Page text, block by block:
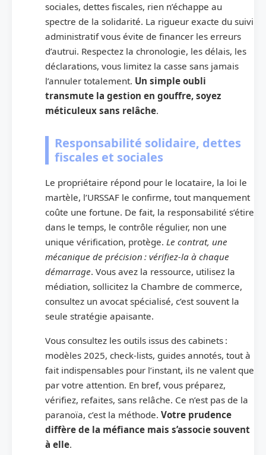
sociales, dettes fiscales, rien n’échappe au
spectre de la solidarité. La rigueur exacte du suivi
administratif vous évite de financer les erreurs
d’autrui. Respectez la chronologie, les délais, les
déclarations, vous limitez la casse sans jamais
l’annuler totalement. Un simple oubli
transmute la gestion en gouffre, soyez
méticuleux sans relâche.
Responsabilité solidaire, dettes
fiscales et sociales
Le propriétaire répond pour le locataire, la loi le
martèle, l’URSSAF le confirme, tout manquement
coûte une fortune. De fait, la responsabilité s’étire
dans le temps, le contrôle régulier, non une
unique vérification, protège. Le contrat, une
mécanique de précision : vérifiez-la à chaque
démarrage. Vous avez la ressource, utilisez la
médiation, sollicitez la Chambre de commerce,
consultez un avocat spécialisé, c’est souvent la
seule stratégie apaisante.
Vous consultez les outils issus des cabinets :
modèles 2025, check-lists, guides annotés, tout à
fait indispensables pour l’instant, ils ne valent que
par votre attention. En bref, vous préparez,
vérifiez, refaites, sans relâche. Ce n’est pas de la
paranoïa, c’est la méthode. Votre prudence
diffère de la méfiance mais s’associe souvent
à elle.